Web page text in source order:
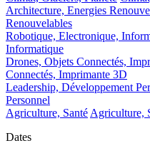
Architecture, Energies
Renouvelables
Robotique, Electronique,
Informatique
Drones, Objets Connectés,
Connectés, Imprimante 3D
Leadership, Développement
Personnel
Agriculture, SantéAgriculture,
Dates